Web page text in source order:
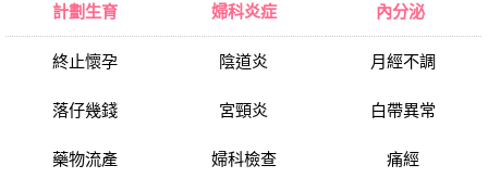
計劃生育
終止懷孕
落仔幾錢
藥物流產
婦科炎症
陰道炎
宮頸炎
婦科檢查
內分泌
月經不調
白帶異常
痛經